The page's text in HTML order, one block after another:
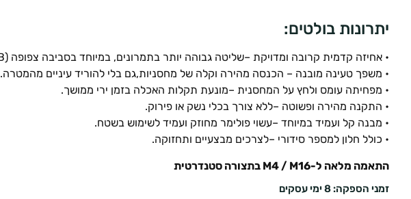
יתרונות בולטים:
• אחיזה קדמית קרובה ומדויקת –שליטה גבוהה יותר בתמרונים, במיוחד בסביבה צפופה (CQB).
• משפך טעינה מובנה – הכנסה מהירה וקלה של מחסניות,גם בלי להוריד עיניים מהמטרה.
• מפחיתה עומס ולחץ על המחסנית –מונעת תקלות האכלה בזמן ירי ממושך.
• התקנה מהירה ופשוטה –ללא צורך בכלי נשק או פירוק.
• מבנה קל ועמיד במיוחד –עשוי פולימר מחוזק ועמיד לשימוש בשטח.
• כולל חלון למספר סידורי –לצרכים מבצעיים ותחזוקה.
התאמה מלאה ל-M4 / M16 בתצורה סטנדרטית
זמני הספקה: 8 ימי עסקים